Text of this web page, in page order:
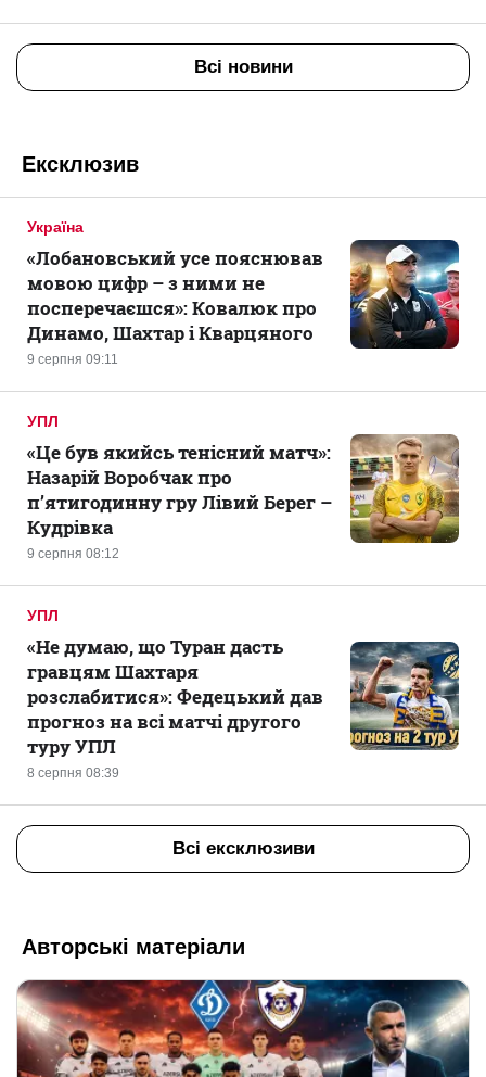
Всі новини
Ексклюзив
Україна
9 серпня 09:11
«Лобановський усе пояснював
мовою цифр – з ними не
посперечаєшся»: Ковалюк про
Динамо, Шахтар і Кварцяного
УПЛ
9 серпня 08:12
«Це був якийсь тенісний матч»:
Назарій Воробчак про
п’ятигодинну гру Лівий Берег –
Кудрівка
УПЛ
8 серпня 08:39
«Не думаю, що Туран дасть
гравцям Шахтаря
розслабитися»: Федецький дав
прогноз на всі матчі другого
туру УПЛ
Всі ексклюзиви
Авторські матеріали